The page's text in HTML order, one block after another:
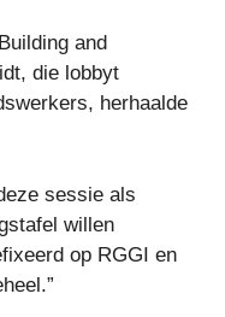
and
die lobbyt
herhaalde
sessie als
willen
op RGGI en